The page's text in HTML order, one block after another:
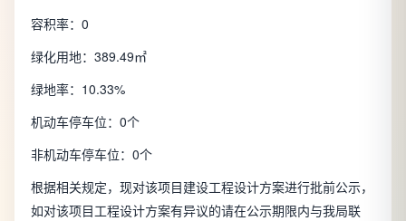
容积率：0
绿化用地：389.49㎡
绿地率：10.33%
机动车停车位：0个
非机动车停车位：0个
根据相关规定，现对该项目建设工程设计方案进行批前公示，
如对该项目工程设计方案有异议的请在公示期限内与我局联